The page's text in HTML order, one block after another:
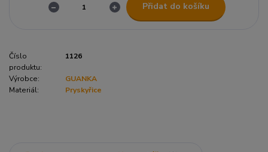
Přidat do košíku
Číslo
produktu:
1126
Výrobce:
GUANKA
Materiál:
Pryskyřice